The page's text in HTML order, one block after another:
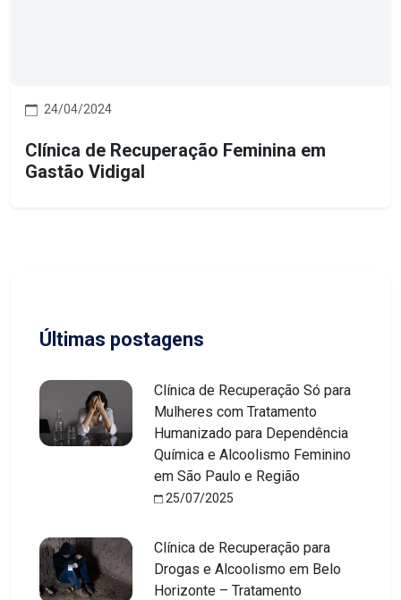
24/04/2024
Clínica de Recuperação Feminina em
Gastão Vidigal
Últimas postagens
Clínica de Recuperação Só para
Mulheres com Tratamento
Humanizado para Dependência
Química e Alcoolismo Feminino
em São Paulo e Região
25/07/2025
Clínica de Recuperação para
Drogas e Alcoolismo em Belo
Horizonte – Tratamento